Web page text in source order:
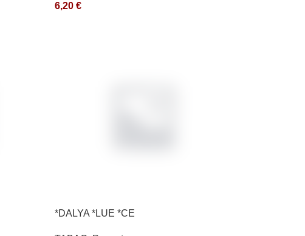
6,20 €
*DALYA *LUE *CE